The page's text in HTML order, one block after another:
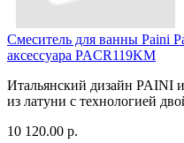
Смеситель для ванны Paini
аксессуара PACR119KM
Итальянский дизайн PAINI и
из латуни с технологией
10 120.00 р.